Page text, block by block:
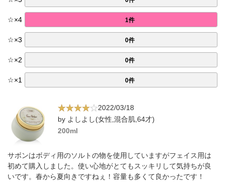
☆×4 1件
☆×3 0件
☆×2 0件
☆×1 0件
2022/03/18
by よしよし(女性,混合肌,64才)
200ml
サボンはボディ用のソルトの物を使用していますがフェイス用は
初めて購入しました。使い心地がとてもスッキリして気持ちが良
いです。春から夏向きですねぇ！容量も多くて良かったです！